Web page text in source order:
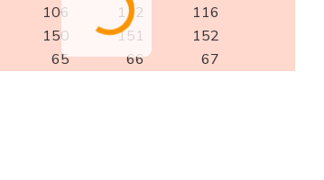
106 112
116
150 151
152
65 66 67